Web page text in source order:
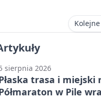
sierpnia 2026
trasa i miejski
w Pile